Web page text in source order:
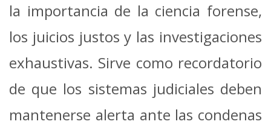
la importancia de la ciencia forense,
los juicios justos y las investigaciones
exhaustivas. Sirve como recordatorio
de que los sistemas judiciales deben
mantenerse alerta ante las condenas